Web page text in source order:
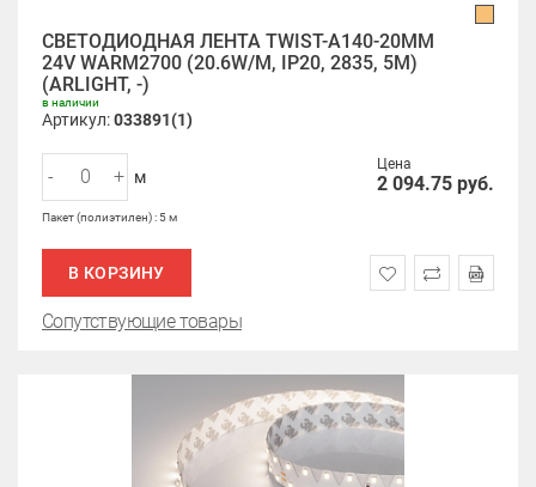
СВЕТОДИОДНАЯ ЛЕНТА TWIST-A140-20MM
24V WARM2700 (20.6W/M, IP20, 2835, 5M)
(ARLIGHT, -)
в наличии
Артикул:033891(1)
Цена
2 094.75 руб.
- + м
Пакет (полиэтилен) : 5 м
В КОРЗИНУ
Сопутствующие товары